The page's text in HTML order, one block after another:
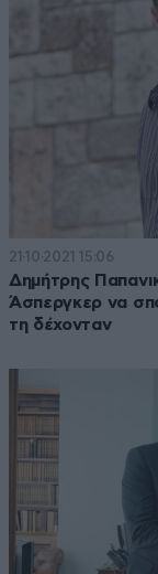
21·10·2021 15:06
Δημήτρης
Άσπεργκερ να
τη δέχονταν